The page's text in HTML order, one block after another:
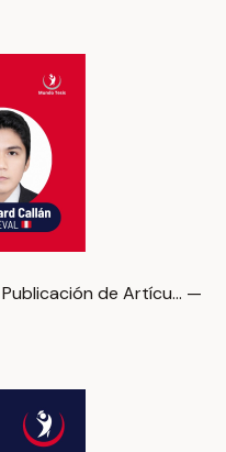
de Artícu… —